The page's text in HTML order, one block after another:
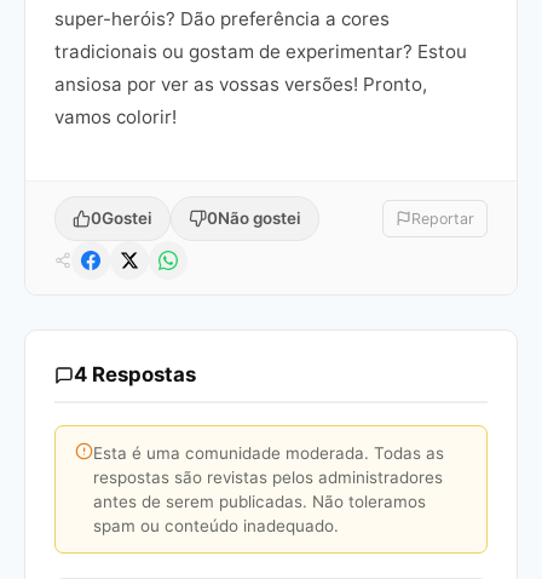
super-heróis? Dão preferência a cores
tradicionais ou gostam de experimentar? Estou
ansiosa por ver as vossas versões! Pronto,
vamos colorir!
0Gostei 0Não gostei Reportar
4 Respostas
Esta é uma comunidade moderada. Todas as
respostas são revistas pelos administradores
antes de serem publicadas. Não toleramos
spam ou conteúdo inadequado.